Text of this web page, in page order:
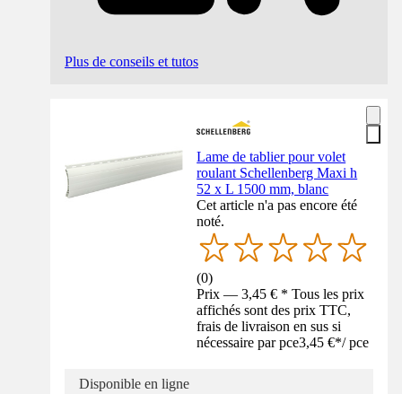
Plus de conseils et tutos
Lame de tablier pour volet
roulant Schellenberg Maxi h
52 x L 1500 mm, blanc
Cet article n'a pas encore été
noté.
(0)
Prix — 3,45 € * Tous les prix
affichés sont des prix TTC,
frais de livraison en sus si
nécessaire par pce3,45 €*/ pce
Disponible en ligne